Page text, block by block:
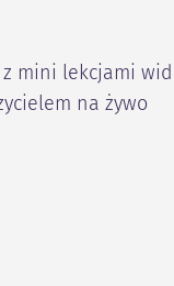
mini lekcjami
na żywo